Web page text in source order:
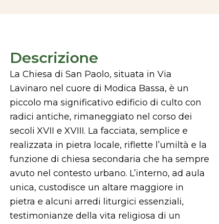
Descrizione
La Chiesa di San Paolo, situata in Via
Lavinaro nel cuore di Modica Bassa, è un
piccolo ma significativo edificio di culto con
radici antiche, rimaneggiato nel corso dei
secoli XVII e XVIII. La facciata, semplice e
realizzata in pietra locale, riflette l’umiltà e la
funzione di chiesa secondaria che ha sempre
avuto nel contesto urbano. L’interno, ad aula
unica, custodisce un altare maggiore in
pietra e alcuni arredi liturgici essenziali,
testimonianze della vita religiosa di un